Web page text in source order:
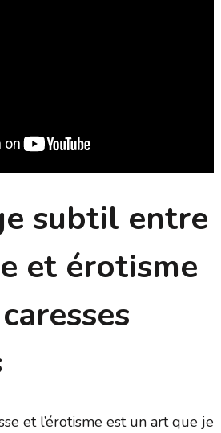
subtil entre
et érotisme
et l’érotisme est un art que je